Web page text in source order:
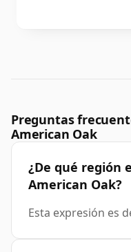
Preguntas
American Oak
¿De qué región
American Oak?
Esta expresión es